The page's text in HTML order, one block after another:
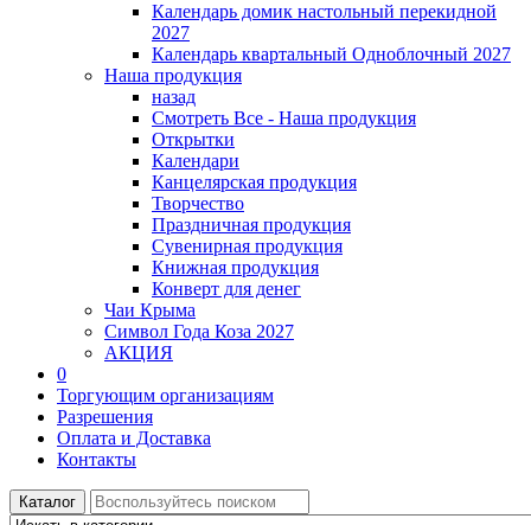
Календарь домик настольный перекидной
2027
Календарь квартальный Одноблочный 2027
Наша продукция
назад
Смотреть Все - Наша продукция
Открытки
Календари
Канцелярская продукция
Творчество
Праздничная продукция
Сувенирная продукция
Книжная продукция
Конверт для денег
Чаи Крыма
Символ Года Коза 2027
АКЦИЯ
0
Торгующим организациям
Разрешения
Оплата и Доставка
Контакты
Каталог